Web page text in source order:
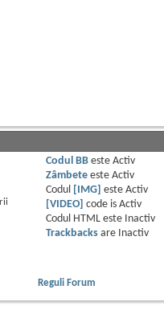
Codul BBeste Activ
Zâmbeteeste Activ
Codul
[IMG] este Activ
[VIDEO] code is Activ
Codul HTML este
Inactiv
Trackbacksare
Inactiv
Reguli Forum